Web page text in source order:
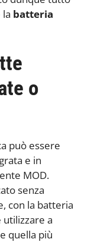
la batteria
o
può essere
e in
MOD.
senza
con la batteria
a
quella più